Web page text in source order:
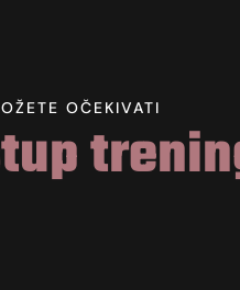
OČEKIVATI